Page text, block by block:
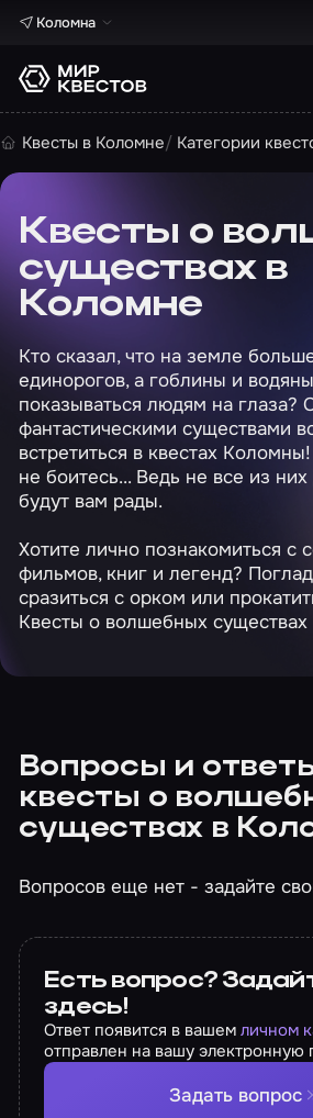
Коломна
Квесты в Коломне Категории
Квесты о
существах в
Коломне
Кто сказал, что на земле
единорогов, а гоблины и
показываться людям на глаза?
фантастическими существами
встретиться в квестах
не боитесь... Ведь не все из
будут вам рады.
Хотите лично познакомиться с
фильмов, книг и легенд?
сразиться с орком или
Квесты о волшебных существах
Вопросы и
квесты о
существах в
Вопросов еще нет - задайте
Есть вопрос?
здесь!
Ответ появится в вашемличном
отправлен на вашу электронную
Задать вопрос